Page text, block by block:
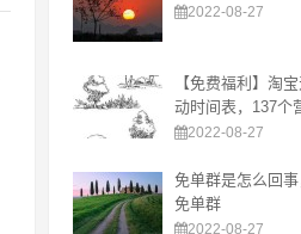
2022-08-27
【免费福利】淘
动时间表，137个
2022-08-27
免单群是怎么回
免单群
2022-08-27